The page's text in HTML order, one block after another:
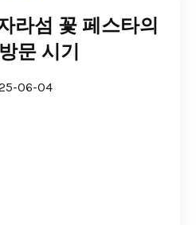
라섬 꽃 페스타의
문 시기
06-04